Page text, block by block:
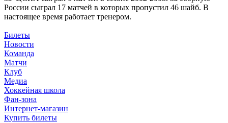
России сыграл 17 матчей в которых пропустил 46 шайб. В
настоящее время работает тренером.
Билеты
Новости
Команда
Матчи
Клуб
Медиа
Хоккейная школа
Фан-зона
Интернет-магазин
Купить билеты